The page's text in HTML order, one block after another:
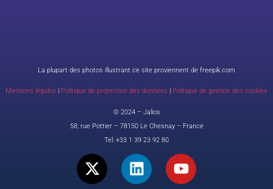
La plupart des photos illustrant ce site proviennent de freepik.com
Mentions légales Politique de protection des données Politique de gestion des cookies
© 2024 – Jalios
58, rue Pottier – 78150 Le Chesnay – France
Tel: +33 1 39 23 92 80
X
-
L
i
Y
o